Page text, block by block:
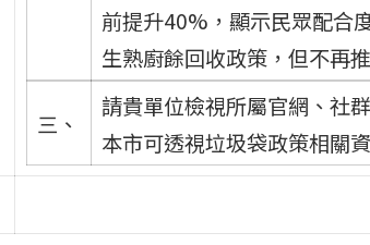
前提升40%，顯示民眾配合
生熟廚餘回收政策，但不再
三、
請貴單位檢視所屬官網、社
本市可透視垃圾袋政策相關